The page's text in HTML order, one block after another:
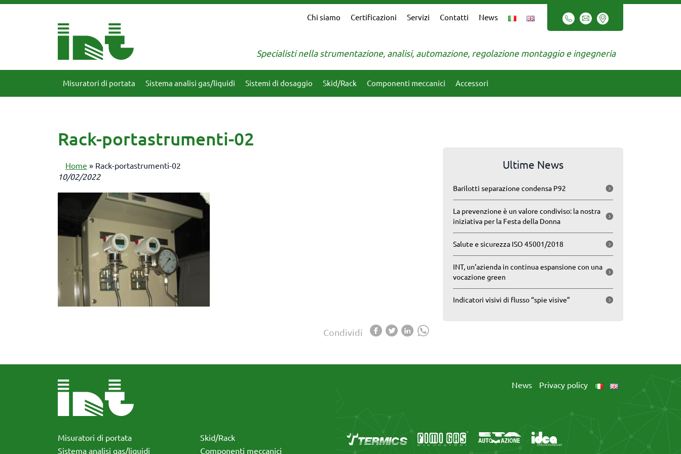
Chi siamo Certificazioni Servizi Contatti News
Specialisti nella strumentazione, analisi, automazione, regolazione montaggio e ingegneria
Misuratori di portata Sistema analisi gas/liquidi Sistemi di dosaggio Skid/Rack Componenti meccanici Accessori
Rack-portastrumenti-02
Home » Rack-portastrumenti-02
10/02/2022
Condividi
Ultime News
Barilotti separazione condensa P92
La prevenzione è un valore condiviso: la nostra
iniziativa per la Festa della Donna
Salute e sicurezza ISO 45001/2018
INT, un’azienda in continua espansione con una
vocazione green
Indicatori visivi di flusso “spie visive”
News Privacy policy
Misuratori di portata
Sistema analisi gas/liquidi
Skid/Rack
Componenti meccanici